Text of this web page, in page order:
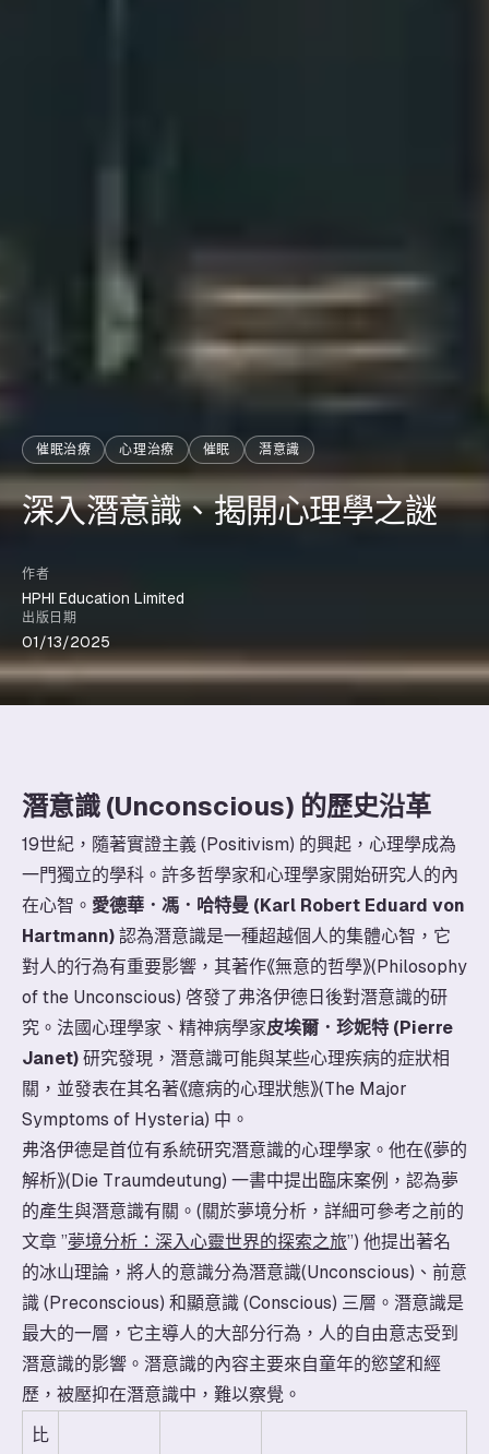
催眠治療 心理治療 催眠 潛意識
深入潛意識、揭開心理學之謎
作者
HPHI Education Limited
出版日期
01/13/2025
潛意識 (Unconscious) 的歷史沿革
19世紀，隨著實證主義 (Positivism) 的興起，心理學成為
一門獨立的學科。許多哲學家和心理學家開始研究人的內
在心智。 愛德華．馮．哈特曼 (Karl Robert Eduard von
Hartmann) 認為潛意識是一種超越個人的集體心智，它
對人的行為有重要影響，其著作《無意的哲學》(Philosophy
of the Unconscious) 啓發了弗洛伊德日後對潛意識的研
究。法國心理學家、精神病學家皮埃爾．珍妮特 (Pierre
Janet) 研究發現，潛意識可能與某些心理疾病的症狀相
關，並發表在其名著《癔病的心理狀態》(The Major
Symptoms of Hysteria) 中。
弗洛伊德是首位有系統研究潛意識的心理學家。他在《夢的
解析》(Die Traumdeutung) 一書中提出臨床案例，認為夢
的產生與潛意識有關。(關於夢境分析，詳細可參考之前的
文章 ”夢境分析：深入心靈世界的探索之旅”) 他提出著名
的冰山理論，將人的意識分為潛意識(Unconscious)、 前意
識 (Preconscious) 和顯意識 (Conscious) 三層。潛意識是
最大的一層，它主導人的大部分行為，人的自由意志受到
潛意識的影響。潛意識的內容主要來自童年的慾望和經
歷，被壓抑在潛意識中，難以察覺。
比